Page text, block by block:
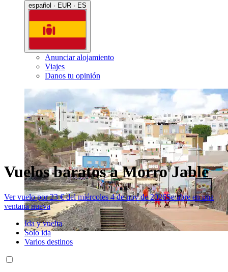
español · EUR · ES
Anunciar alojamiento
Viajes
Danos tu opinión
Vuelos baratos a Morro Jable
Ver vuelo por 23 € del miércoles 4 de nov de 2026Se abre en una
ventana nueva
Ida y vuelta
Solo ida
Varios destinos